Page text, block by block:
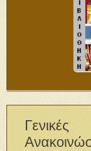
Γενικές